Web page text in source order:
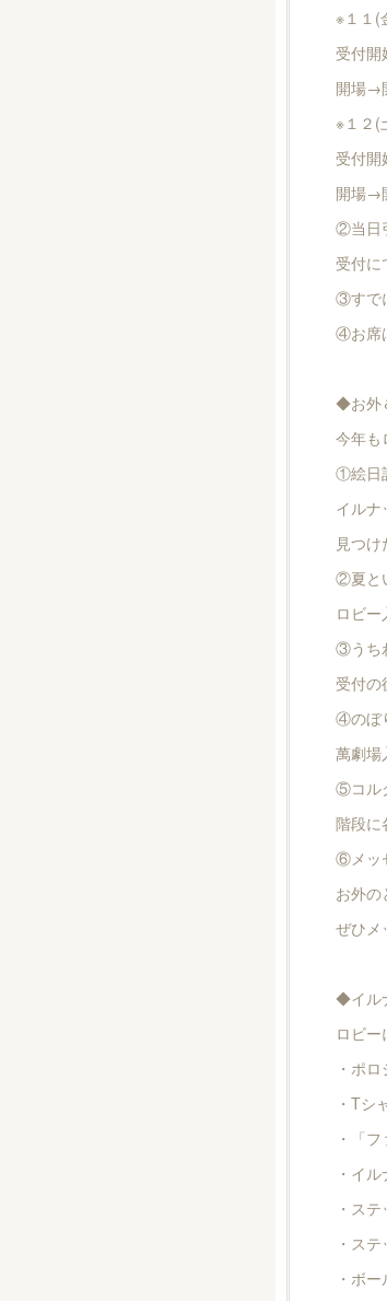
※１１(
受付
開場→
※１２(
受付
開場→
②当日
受付に
③すで
④お席
◆お外
今年も
①絵日
イルナ
見つけ
②夏と
ロビー
③うち
受付の
④のぼ
萬劇場
⑤コル
階段に
⑥メッ
お外の
ぜひメ
◆イル
ロビ
・ポ
・Tシ
・「
・イ
・ス
・ス
・ボ